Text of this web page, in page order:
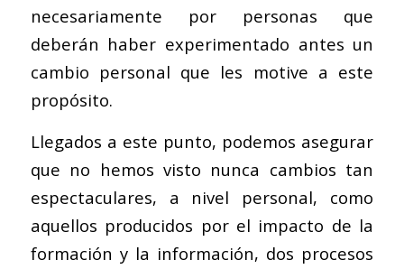
necesariamente por personas que
deberán haber experimentado antes un
cambio personal que les motive a este
propósito.
Llegados a este punto, podemos asegurar
que no hemos visto nunca cambios tan
espectaculares, a nivel personal, como
aquellos producidos por el impacto de la
formación y la información, dos procesos